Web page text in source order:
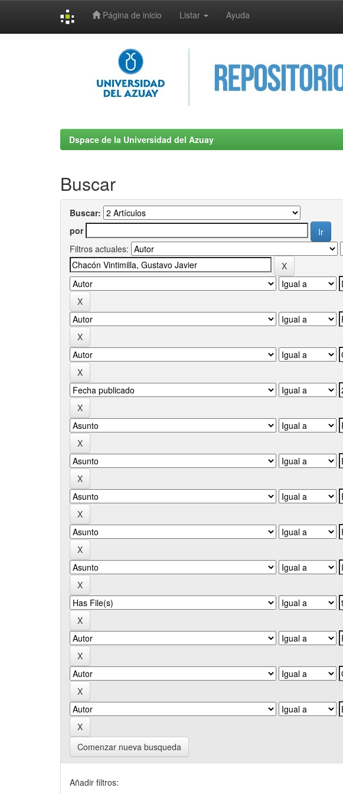
Página de inicio Listar Ayuda
Dspace de la Universidad del Azuay
Buscar
Buscar:
por
Filtros actuales:
Comenzar nueva busqueda
Añadir filtros: